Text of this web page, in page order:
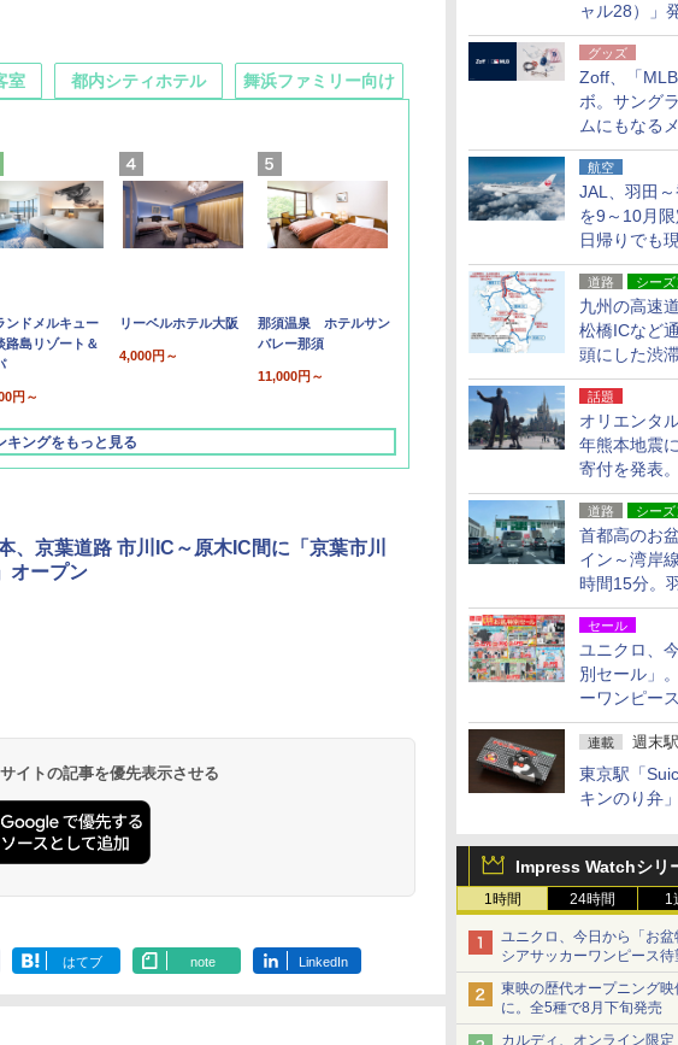
ャル28）」
分、えきね
グッズ
Zoff、「
ボ。サング
ムにもなる
貨24種
航空
JAL、羽田
を9～10月
日帰りでも
できる
道路 シーズ
九州の高速
松橋ICなど
頭にした渋
への迂回は
話題
オリエンタ
年熊本地震
寄付を発表
活動・復旧
道路 シーズ
首都高のお
イン～湾岸
時間15分。
「空港西出
セール
ユニクロ、
別セール」
ーワンピー
水ギアショ
連載 週末
東京駅「
キンのり弁」
Impress Watchシリ
1時間 24時間 1
ユニクロ、今日から「お
シアサッカーワンピース
ショーツは1990円に
東映の歴代オープニング映
に。全5種で8月下旬発売
カルディ、オンライン限
ンドメルキュー
路島リゾート＆
円～
リーベルホテル大阪
4,000円～
那須温泉 ホテルサン
バレー那須
11,000円～
キングをもっと見る
室
円～
都内シティホテル 舞浜ファミリー向け
円～
、京葉道路 市川IC～原木IC間に「京葉市川
オープン
イトの記事を優先表示させる
はてブ note LinkedIn